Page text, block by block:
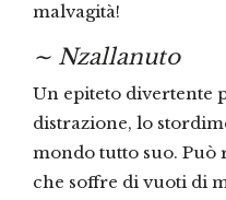
malvagità!
∼ Nzallanuto
Un epiteto divertente
distrazione, lo
mondo tutto suo.
che soffre di vuoti di